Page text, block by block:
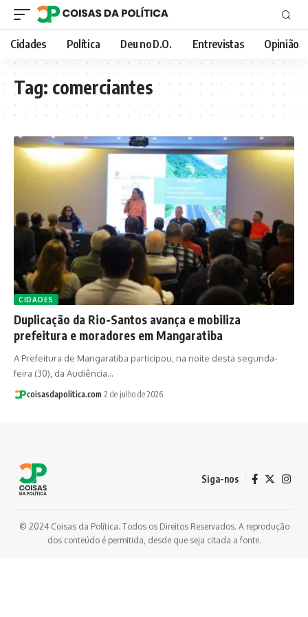
Cidades Política Deu no D.O. Entrevistas Opinião
Tag: comerciantes
CIDADES
Duplicação da Rio-Santos avança e mobiliza
prefeitura e moradores em Mangaratiba
A Prefeitura de Mangaratiba participou, na noite desta segunda-
feira (30), da Audiência…
coisasdapolitica.com 2 de julho de 2026
Siga-nos
© 2024 Coisas da Política. Todos os Direitos Reservados. A reprodução
dos conteúdo é permitida, desde que seja citada a fonte.